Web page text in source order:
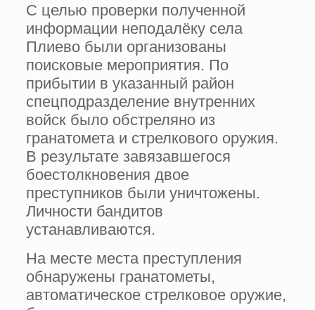
С целью проверки полученной
информации неподалёку села
Плиево были организованы
поисковые мероприятия. По
прибытии в указанный район
спецподразделение внутренних
войск было обстреляно из
гранатомета и стрелкового оружия.
В результате завязавшегося
боестолкновения двое
преступников были уничтожены.
Личности бандитов
устанавливаются.
На месте места преступления
обнаружены гранатометы,
автоматическое стрелковое оружие,